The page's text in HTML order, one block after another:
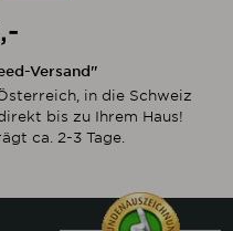
Versand"
in die Schweiz
bis zu Ihrem Haus!
ca. 2-3 Tage.